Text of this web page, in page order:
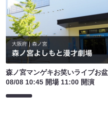
森ノ宮マンゲキお笑いライブお
08/08 10:45 開場 11:00 開演